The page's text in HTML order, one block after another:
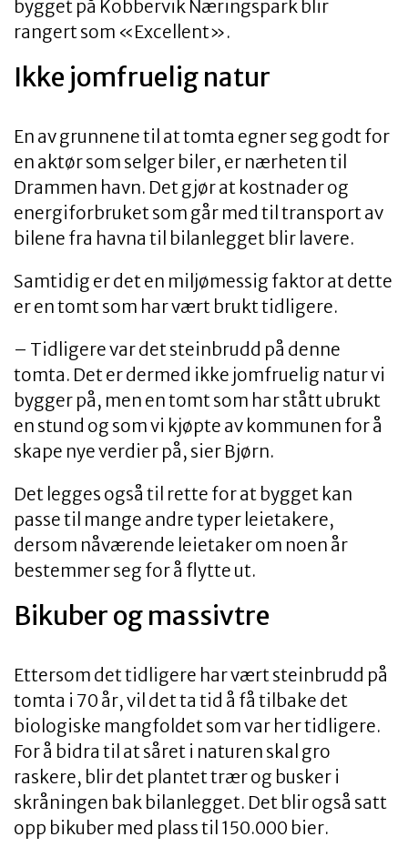
bygget på Kobbervik Næringspark blir
rangert som «Excellent».
Ikke jomfruelig natur
En av grunnene til at tomta egner seg godt for
en aktør som selger biler, er nærheten til
Drammen havn. Det gjør at kostnader og
energiforbruket som går med til transport av
bilene fra havna til bilanlegget blir lavere.
Samtidig er det en miljømessig faktor at dette
er en tomt som har vært brukt tidligere.
– Tidligere var det steinbrudd på denne
tomta. Det er dermed ikke jomfruelig natur vi
bygger på, men en tomt som har stått ubrukt
en stund og som vi kjøpte av kommunen for å
skape nye verdier på, sier Bjørn.
Det legges også til rette for at bygget kan
passe til mange andre typer leietakere,
dersom nåværende leietaker om noen år
bestemmer seg for å flytte ut.
Bikuber og massivtre
Ettersom det tidligere har vært steinbrudd på
tomta i 70 år, vil det ta tid å få tilbake det
biologiske mangfoldet som var her tidligere.
For å bidra til at såret i naturen skal gro
raskere, blir det plantet trær og busker i
skråningen bak bilanlegget. Det blir også satt
opp bikuber med plass til 150.000 bier.